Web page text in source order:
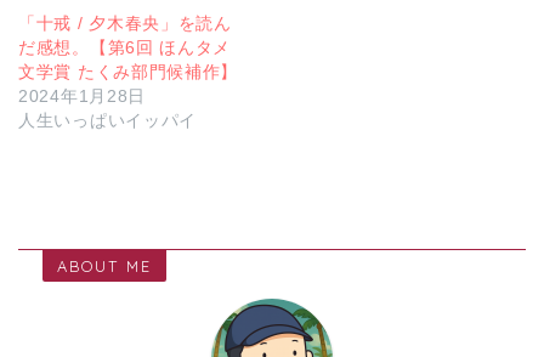
「十戒 / 夕木春央」を読ん
だ感想。【第6回 ほんタメ
文学賞 たくみ部門候補作】
2024年1月28日
人生いっぱいイッパイ
ABOUT ME